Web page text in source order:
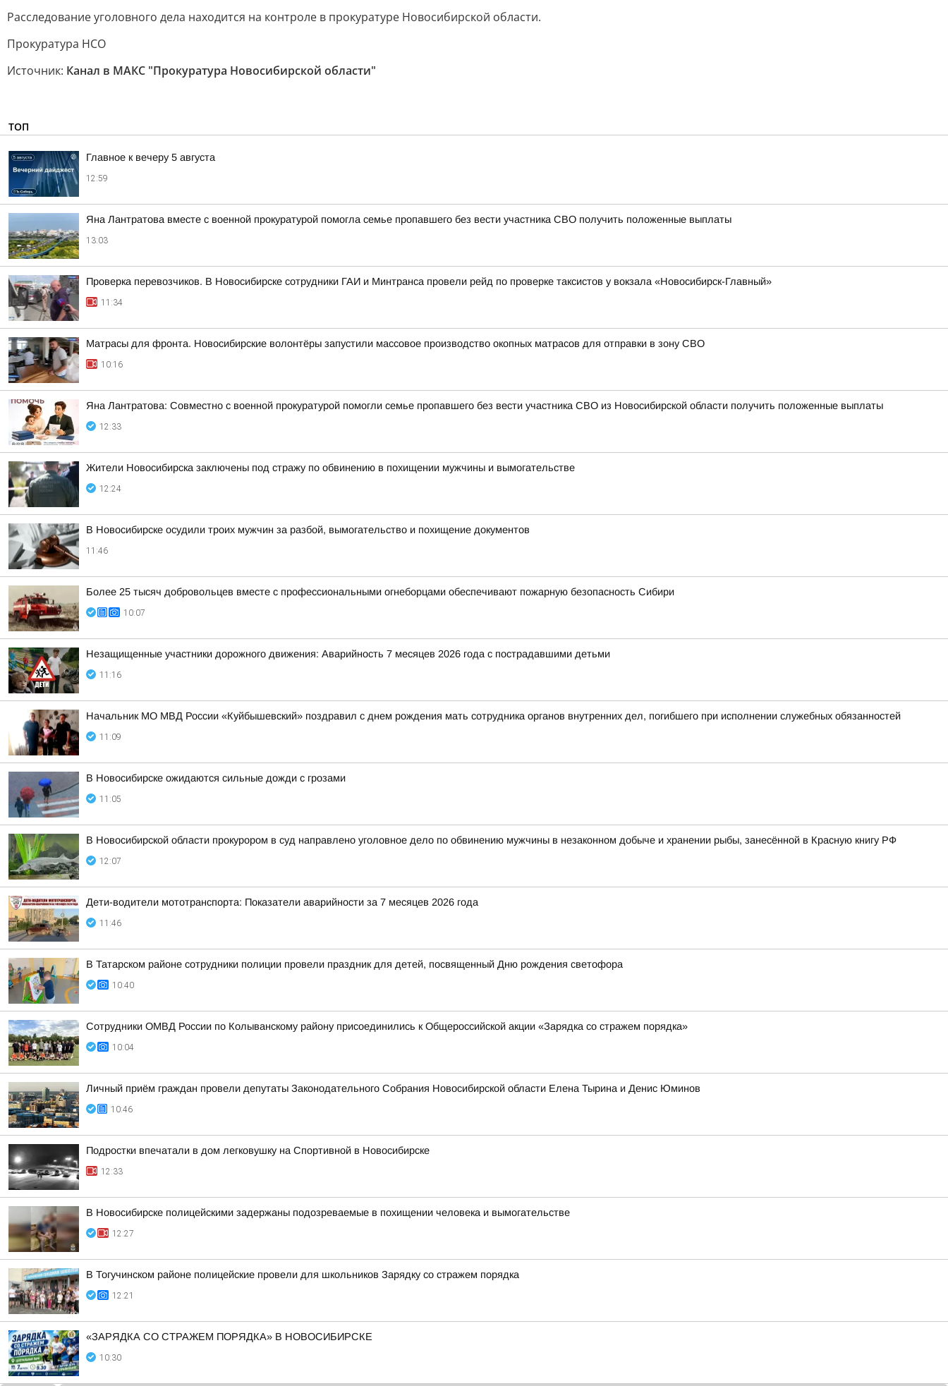
Расследование уголовного дела находится на контроле в прокуратуре Новосибирской области.
Прокуратура НСО
Источник: Канал в МАКС "Прокуратура Новосибирской области"
ТОП
Главное к вечеру 5 августа
12:59
Яна Лантратова вместе с военной прокуратурой помогла семье пропавшего без вести участника СВО получить положенные выплаты
13:03
Проверка перевозчиков. В Новосибирске сотрудники ГАИ и Минтранса провели рейд по проверке таксистов у вокзала «Новосибирск-Главный»
11:34
Матрасы для фронта. Новосибирские волонтёры запустили массовое производство окопных матрасов для отправки в зону СВО
10:16
Яна Лантратова: Совместно с военной прокуратурой помогли семье пропавшего без вести участника СВО из Новосибирской области получить положенные выплаты
12:33
Жители Новосибирска заключены под стражу по обвинению в похищении мужчины и вымогательстве
12:24
В Новосибирске осудили троих мужчин за разбой, вымогательство и похищение документов
11:46
Более 25 тысяч добровольцев вместе с профессиональными огнеборцами обеспечивают пожарную безопасность Сибири
10:07
Незащищенные участники дорожного движения: Аварийность 7 месяцев 2026 года с пострадавшими детьми
11:16
Начальник МО МВД России «Куйбышевский» поздравил с днем рождения мать сотрудника органов внутренних дел, погибшего при исполнении служебных обязанностей
11:09
В Новосибирске ожидаются сильные дожди с грозами
11:05
В Новосибирской области прокурором в суд направлено уголовное дело по обвинению мужчины в незаконном добыче и хранении рыбы, занесённой в Красную книгу РФ
12:07
Дети-водители мототранспорта: Показатели аварийности за 7 месяцев 2026 года
11:46
В Татарском районе сотрудники полиции провели праздник для детей, посвященный Дню рождения светофора
10:40
Сотрудники ОМВД России по Колыванскому району присоединились к Общероссийской акции «Зарядка со стражем порядка»
10:04
Личный приём граждан провели депутаты Законодательного Собрания Новосибирской области Елена Тырина и Денис Юминов
10:46
Подростки впечатали в дом легковушку на Спортивной в Новосибирске
12:33
В Новосибирске полицейскими задержаны подозреваемые в похищении человека и вымогательстве
12:27
В Тогучинском районе полицейские провели для школьников Зарядку со стражем порядка
12:21
«ЗАРЯДКА СО СТРАЖЕМ ПОРЯДКА» В НОВОСИБИРСКЕ
10:30